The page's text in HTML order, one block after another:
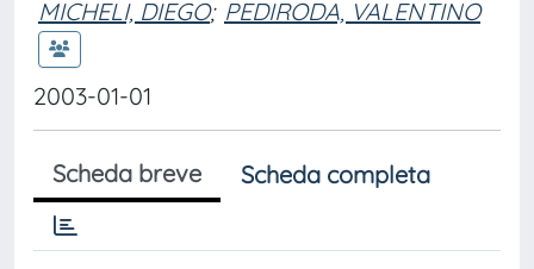
MICHELI, DIEGO; PEDIRODA, VALENTINO
2003-01-01
Scheda breve Scheda completa